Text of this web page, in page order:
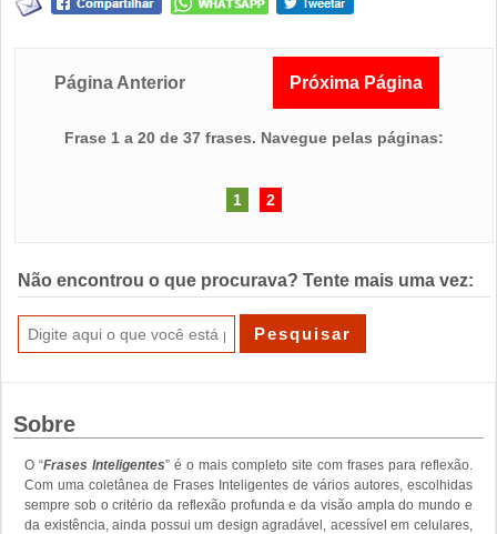
Página Anterior Próxima Página
Frase 1 a 20 de 37 frases. Navegue pelas páginas:
1 2
Não encontrou o que procurava? Tente mais uma vez:
Sobre
O “Frases Inteligentes” é o mais completo site com frases para reflexão.
Com uma coletânea de Frases Inteligentes de vários autores, escolhidas
sempre sob o critério da reflexão profunda e da visão ampla do mundo e
da existência, ainda possui um design agradável, acessível em celulares,